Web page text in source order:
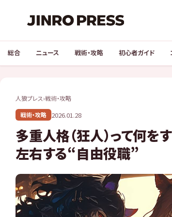
総合 ニュース 戦術・攻略 初心者ガイド
人狼プレス›戦術・攻略
戦術・攻略
2026.01.28
多重人格（狂人）って何
左右する“自由役職”